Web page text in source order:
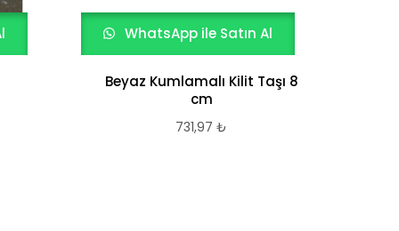
WhatsApp ile Satın Al
Beyaz Kumlamalı Kilit Taşı 8
cm
731,97 ₺